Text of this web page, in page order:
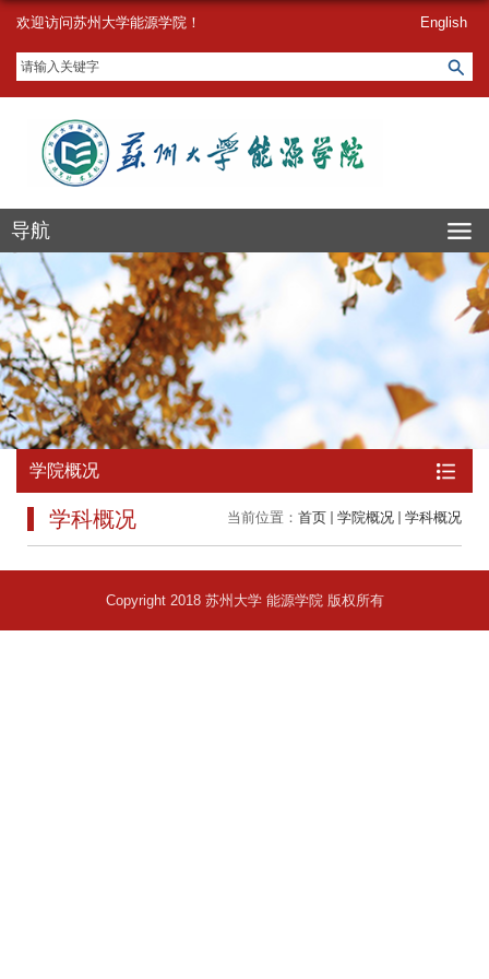
欢迎访问苏州大学能源学院！ English
导航
学院概况
当前位置： 首页 学院概况 学科概况
学科概况
Copyright 2018 苏州大学 能源学院 版权所有